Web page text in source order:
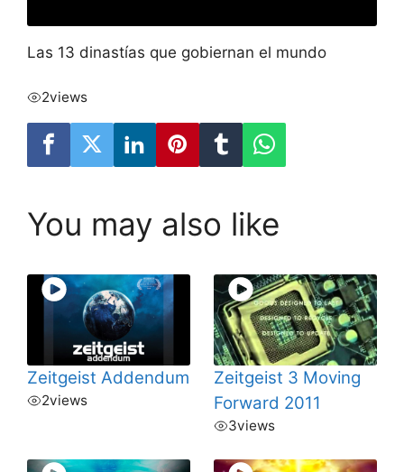
Las 13 dinastías que gobiernan el mundo
2views
You may also like
Zeitgeist Addendum
2views
Zeitgeist 3 Moving
Forward 2011
3views